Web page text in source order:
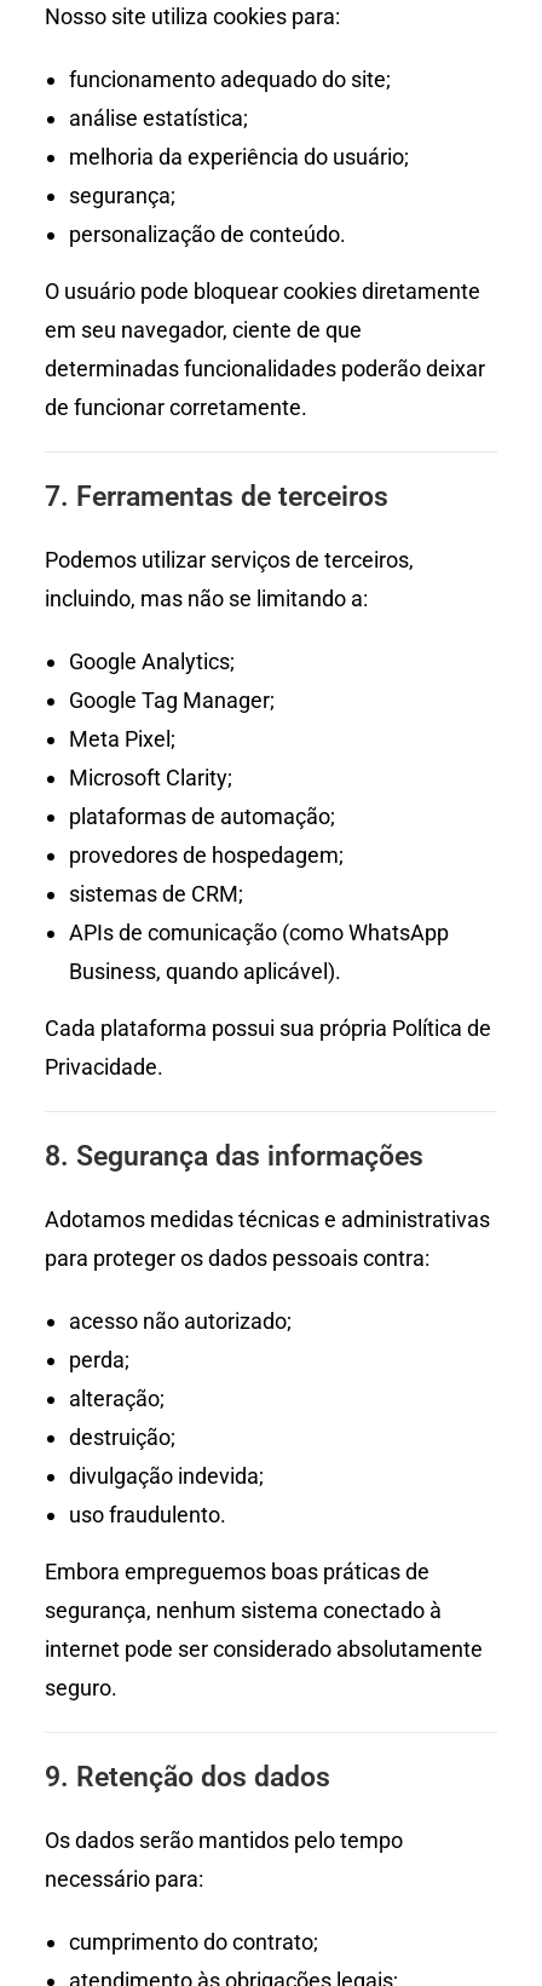
Nosso site utiliza cookies para:
funcionamento adequado do site;
análise estatística;
melhoria da experiência do usuário;
segurança;
personalização de conteúdo.
O usuário pode bloquear cookies diretamente
em seu navegador, ciente de que
determinadas funcionalidades poderão deixar
de funcionar corretamente.
7. Ferramentas de terceiros
Podemos utilizar serviços de terceiros,
incluindo, mas não se limitando a:
Google Analytics;
Google Tag Manager;
Meta Pixel;
Microsoft Clarity;
plataformas de automação;
provedores de hospedagem;
sistemas de CRM;
APIs de comunicação (como WhatsApp
Business, quando aplicável).
Cada plataforma possui sua própria Política de
Privacidade.
8. Segurança das informações
Adotamos medidas técnicas e administrativas
para proteger os dados pessoais contra:
acesso não autorizado;
perda;
alteração;
destruição;
divulgação indevida;
uso fraudulento.
Embora empreguemos boas práticas de
segurança, nenhum sistema conectado à
internet pode ser considerado absolutamente
seguro.
9. Retenção dos dados
Os dados serão mantidos pelo tempo
necessário para:
cumprimento do contrato;